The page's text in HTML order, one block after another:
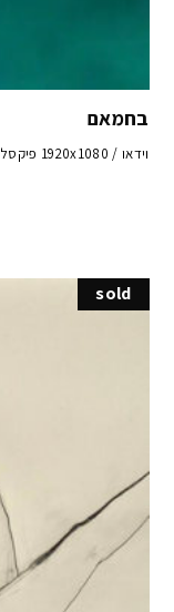
בחמאם
וידאו / 1920x1080 פיקסל, 2017
sold